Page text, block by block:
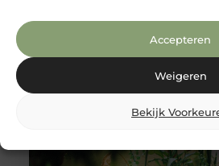
Accepteren
Weigeren
Bekijk
realiseren van een aangenamer,
energiezuiniger thuis. Isolatie in